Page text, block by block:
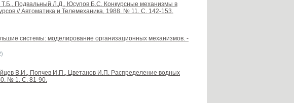
Т.Б., Подвальный Л.Д., Юсупов Б.С. Конкурсные механизмы в
// Автоматика и Телемеханика, 1988. № 11. С. 142-153.
системы: моделирование организационных механизмов. -
В.И., Попчев И.П., Цветанов И.П. Распределение водных
№ 1. С. 81-90.